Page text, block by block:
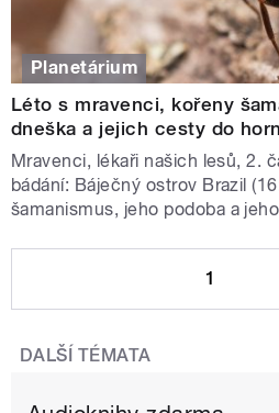
Planetárium
Léto s mravenci, kořeny
dneška a jejich cesty do
Mravenci, lékaři našich lesů, 2.
bádání: Báječný ostrov Brazil
šamanismus, jeho podoba a
1
DALŠÍ TÉMATA